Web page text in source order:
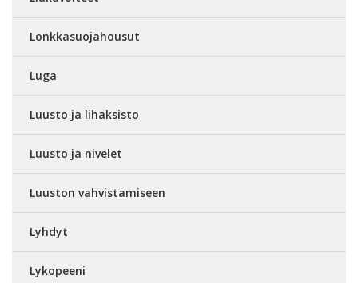
Lonkkasuojahousut
Luga
Luusto ja lihaksisto
Luusto ja nivelet
Luuston vahvistamiseen
Lyhdyt
Lykopeeni